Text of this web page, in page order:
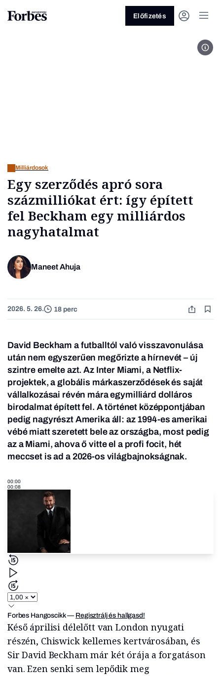
Előfizetés
Milliárdosok
Egy szerződés apró sora
százmilliókat ért: így épített
fel Beckham egy milliárdos
nagyhatalmat
Maneet Ahuja
2026. 5. 26. 18 perc
David Beckham a futballtól való visszavonulása
után nem egyszerűen megőrizte a hírnevét – új
szintre emelte azt. Az Inter Miami, a Netflix-
projektek, a globális márkaszerződések és saját
vállalkozásai révén mára egymilliárd dolláros
birodalmat épített fel. A történet középpontjában
pedig nagyrészt Amerika áll: az 1994-es amerikai
vébé miatt szeretett bele az országba, most pedig
az a Miami, ahova ő vitte el a profi focit, hét
meccset is ad a 2026-os világbajnokságnak.
00:00
00:08
Forbes Hangoscikk— Regisztrálj és hallgasd!
Késő áprilisi délelőtt van London nyugati
részén, Chiswick kellemes kertvárosában, és
Sir David Beckham már két órája a forgatáson
van. Ezen senki sem lepődik meg